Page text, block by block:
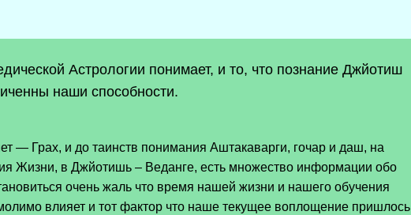
Астрологии понимает, и то, что познание Джйотиш
наши способности.
— Грах, и до таинств понимания Аштакаварги, гочар и даш, на
Жизни, в Джйотишь – Веданге, есть множество информации обо
очень жаль что время нашей жизни и нашего обучения
влияет и тот фактор что наше текущее воплощение пришлось